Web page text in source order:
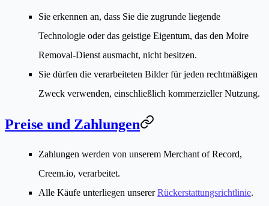
Sie erkennen an, dass Sie die zugrunde liegende
Technologie oder das geistige Eigentum, das den Moire
Removal-Dienst ausmacht, nicht besitzen.
Sie dürfen die verarbeiteten Bilder für jeden rechtmäßigen
Zweck verwenden, einschließlich kommerzieller Nutzung.
Preise und Zahlungen
Zahlungen werden von unserem Merchant of Record,
Creem.io, verarbeitet.
Alle Käufe unterliegen unsererRückerstattungsrichtlinie.